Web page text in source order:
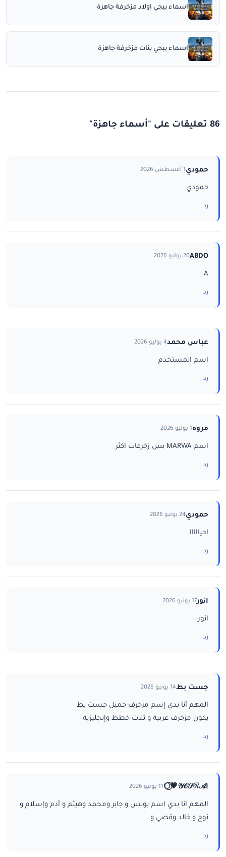
اسماء ببجي اولاد مزخرفة جاهزة
اسماء ببجي بنات مزخرفة جاهزة
86 تعليقات على "أسماء جاهزة"
حمودي1 أغسطس 2026
حمودي
رد
ABDO20 يوليو 2026
A
رد
عباس محمد4 يوليو 2026
اسم المستخدم
رد
مروه1 يوليو 2026
اسم MARWA بس زخرفات اكثر
رد
حمودي24 يونيو 2026
احيااااا
رد
انور17 يونيو 2026
انور
رد
جست بط14 يونيو 2026
المهم أنا بدي إسم مزخرف جميل جست بط
يكون مزخرف عربية و تلات خطط وإنجليزية
رد
ا𝒴𝒪𝒮ℛ𝒜💗⃝🌕 11 يونيو 2026
المهم انا بدي اسم يونس و جابر ومحمد وهيثم و آدم وإسلام و
نوح و خالد وقصي و
رد